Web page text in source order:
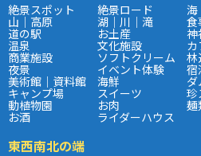
絶景スポット 絶景ロード 海
山｜高原 湖｜川｜滝 食
道の駅 お土産 神
温泉 文化施設
商業施設 ソフトクリーム 林
夜景 イベント体験 宿
美術館｜資料館 海鮮 ダ
キャンプ場 スイーツ 珍
動植物園 お肉 麺
お酒 ライダーハウス
東西南北の端